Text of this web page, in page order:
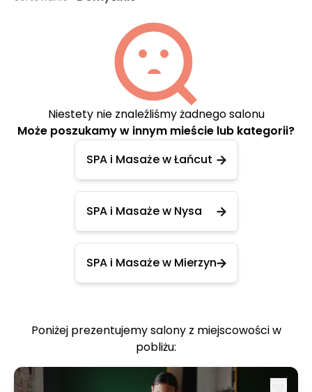
Niestety nie znaleźliśmy żadnego salonu
Może poszukamy w innym mieście lub kategorii?
SPA i Masaże w Łańcut
SPA i Masaże w Nysa
SPA i Masaże w Mierzyn
Poniżej prezentujemy salony z miejscowości w
pobliżu: